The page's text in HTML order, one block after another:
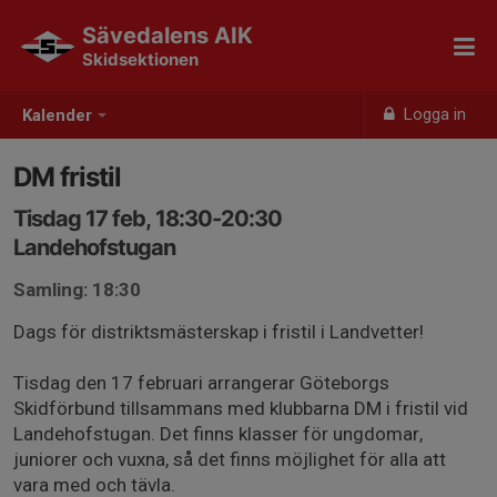
Kalender Logga in
Sävedalens AIK
Skidsektionen
DM fristil
Tisdag 17 feb, 18:30-20:30
Landehofstugan
Samling: 18:30
Dags för distriktsmästerskap i fristil i Landvetter!
Tisdag den 17 februari arrangerar Göteborgs
Skidförbund tillsammans med klubbarna DM i fristil vid
Landehofstugan. Det finns klasser för ungdomar,
juniorer och vuxna, så det finns möjlighet för alla att
vara med och tävla.